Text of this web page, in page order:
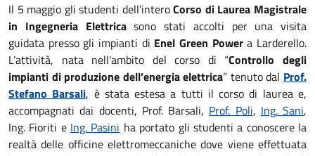
Il 5 maggio gli studenti dell’interoCorso di Laurea Magistrale
in Ingegneria Elettricasono stati accolti per una visita
guidata presso gli impianti di Enel Green Powera Larderello.
L’attività, nata nell’ambito del corso di “Controllo degli
impianti di produzione dell’energia elettrica” tenuto dal Prof.
Stefano Barsali, è stata estesa a tutti il corso di laurea e,
accompagnati dai docenti, Prof. Barsali, Prof. Poli, Ing. Sani,
Ing. Fioriti e Ing. Pasini ha portato gli studenti a conoscere la
realtà delle officine elettromeccaniche dove viene effettuata